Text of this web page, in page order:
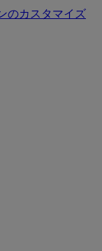
のカスタマイズ